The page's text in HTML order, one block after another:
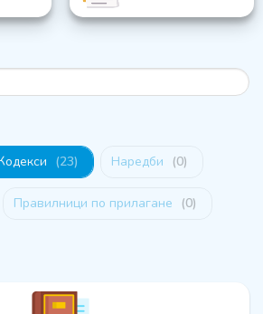
(23) Наредби (0)
Правилници по прилагане (0)